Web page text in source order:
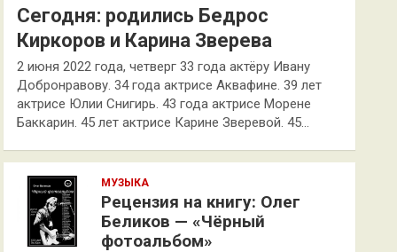
Сегодня: родились Бедрос
Киркоров и Карина Зверева
2 июня 2022 года, четверг 33 года актёру Ивану
Добронравову. 34 года актрисе Аквафине. 39 лет
актрисе Юлии Снигирь. 43 года актрисе Морене
Баккарин. 45 лет актрисе Карине Зверевой. 45…
МУЗЫКА
Рецензия на книгу: Олег
Беликов — «Чёрный
фотоальбом»